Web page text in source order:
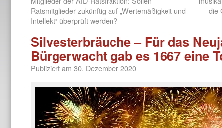
Ratsmitglieder zukünftig auf „Wertemäßigkeit und
Intellekt“ überprüft werden?
die
Silvesterbräuche – Für das
Bürgerwacht gab es 1667 eine
Publiziert am 30. Dezember 2020